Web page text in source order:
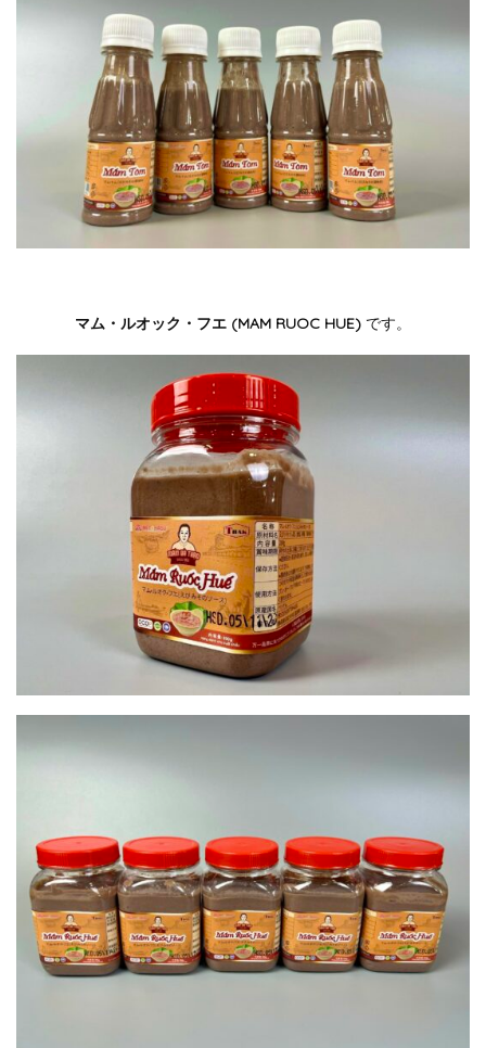
マム・ルオック・フエ (MAM RUOC HUE) です。